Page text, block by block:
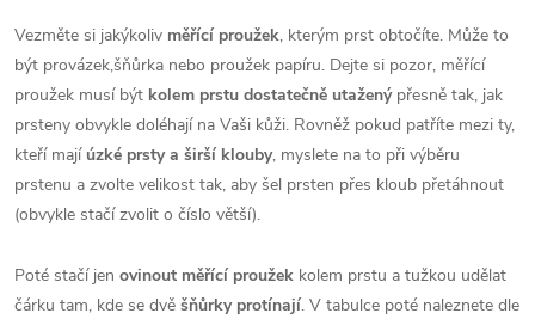
Vezměte si jakýkoliv měřící proužek, kterým prst obtočíte. Může to
být provázek,šňůrka nebo proužek papíru. Dejte si pozor, měřící
proužek musí být kolem prstu dostatečně utaženýpřesně tak, jak
prsteny obvykle doléhají na Vaši kůži. Rovněž pokud patříte mezi ty,
kteří mají úzké prsty a širší klouby, myslete na to při výběru
prstenu a zvolte velikost tak, aby šel prsten přes kloub přetáhnout
(obvykle stačí zvolit o číslo větší).
Poté stačí jen ovinout měřící proužek kolem prstu a tužkou udělat
čárku tam, kde se dvě šňůrky protínají. V tabulce poté naleznete dle